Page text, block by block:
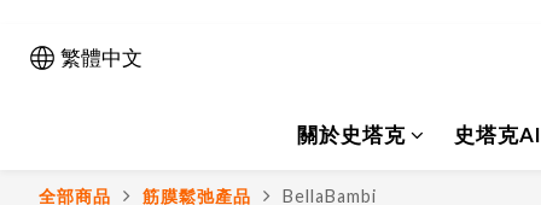
繁體中文
關於史塔克 史塔克
全部商品 筋膜鬆弛產品 BellaBambi